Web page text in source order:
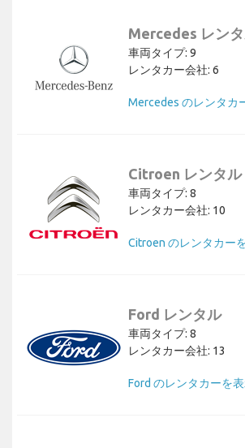
Mercedes レン
車両タイプ: 9
レンタカー会社: 6
Mercedes のレンタカ
Citroen レンタル
車両タイプ: 8
レンタカー会社: 10
Citroen のレンタカー
Ford レンタル
車両タイプ: 8
レンタカー会社: 13
Ford のレンタカーを